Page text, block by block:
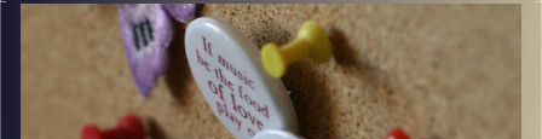
włodi